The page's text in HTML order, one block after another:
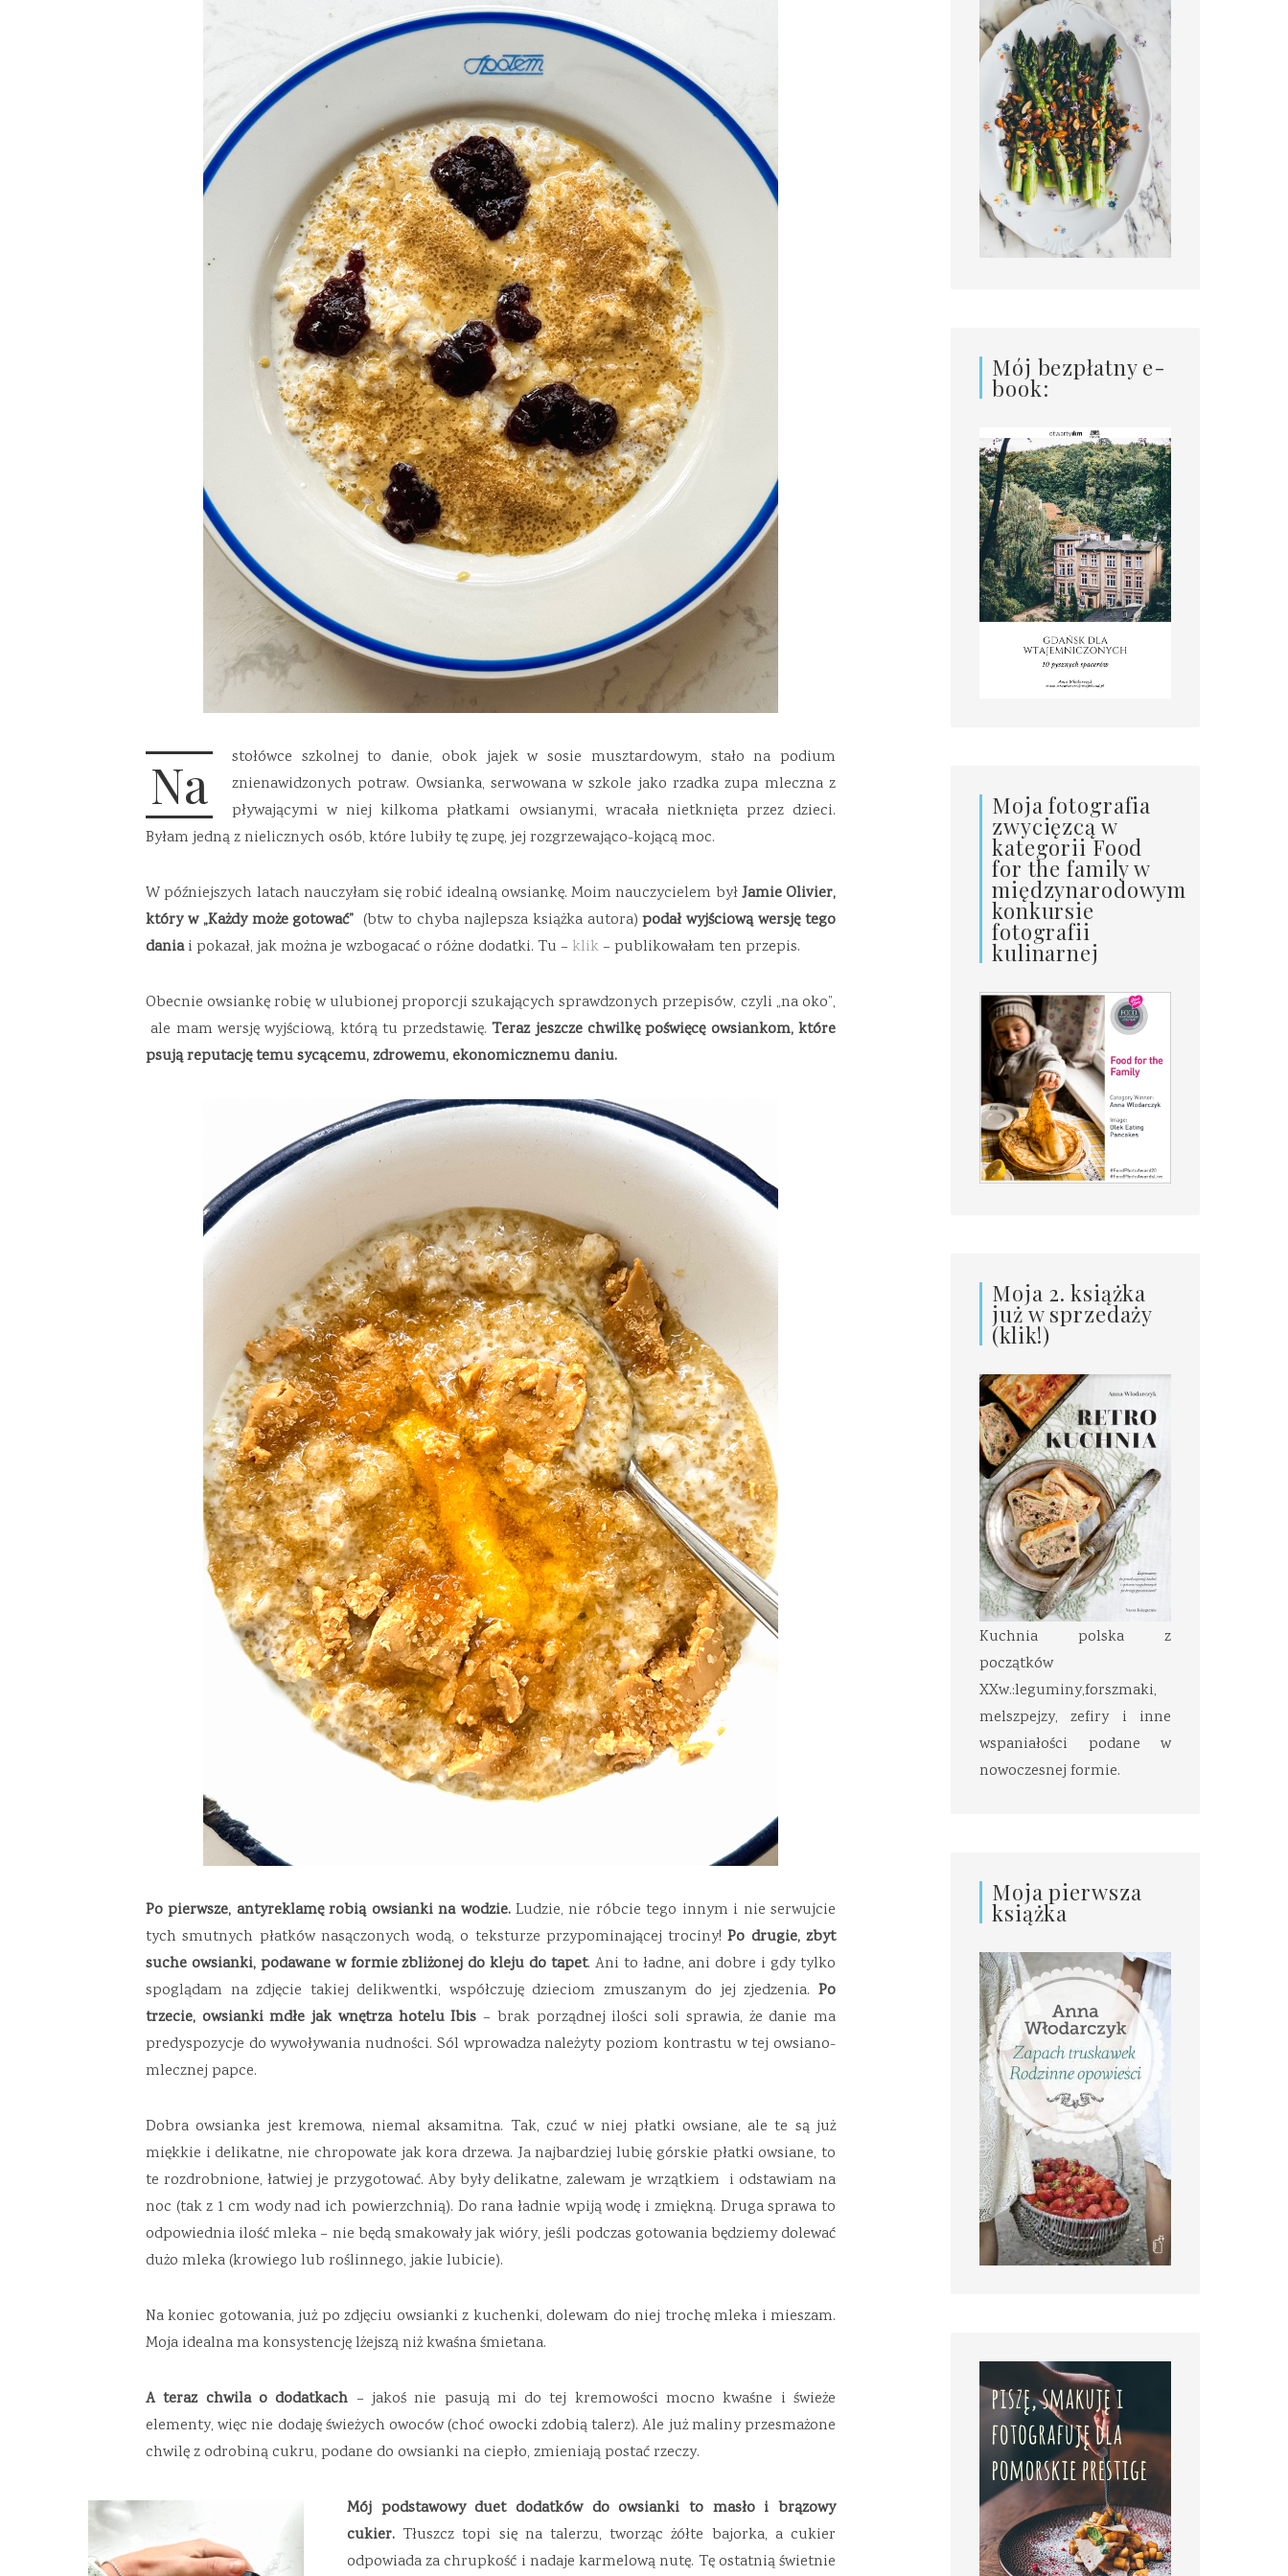
Na
stołówce szkolnej to danie, obok jajek w sosie musztardowym, stało na podium
znienawidzonych potraw. Owsianka, serwowana w szkole jako rzadka zupa mleczna z
pływającymi w niej kilkoma płatkami owsianymi, wracała nietknięta przez dzieci.
Byłam jedną z nielicznych osób, które lubiły tę zupę, jej rozgrzewająco-kojącą moc.
W późniejszych latach nauczyłam się robić idealną owsiankę. Moim nauczycielem byłJamie Olivier,
który w „Każdy może gotować”(btw to chyba najlepsza książka autora)podał wyjściową wersję tego
daniai pokazał, jak można je wzbogacać o różne dodatki. Tu – klik– publikowałam ten przepis.
Obecnie owsiankę robię w ulubionej proporcji szukających sprawdzonych przepisów, czyli „na oko”,
ale mam wersję wyjściową, którą tu przedstawię.Teraz jeszcze chwilkę poświęcę owsiankom, które
psują reputację temu sycącemu, zdrowemu, ekonomicznemu daniu.
Po pierwsze, antyreklamę robią owsianki na wodzie.Ludzie, nie róbcie tego innym i nie serwujcie
tych smutnych płatków nasączonych wodą, o teksturze przypominającej trociny!Po drugie, zbyt
suche owsianki, podawane w formie zbliżonej do kleju do tapet. Ani to ładne, ani dobre i gdy tylko
spoglądam na zdjęcie takiej delikwentki, współczuję dzieciom zmuszanym do jej zjedzenia. Po
trzecie, owsianki mdłe jak wnętrza hotelu Ibis – brak porządnej ilości soli sprawia, że danie ma
predyspozycje do wywoływania nudności. Sól wprowadza należyty poziom kontrastu w tej owsiano-
mlecznej papce.
Dobra owsianka jest kremowa, niemal aksamitna. Tak, czuć w niej płatki owsiane, ale te są już
miękkie i delikatne, nie chropowate jak kora drzewa. Ja najbardziej lubię górskie płatki owsiane, to
te rozdrobnione, łatwiej je przygotować. Aby były delikatne, zalewam je wrzątkiem i odstawiam na
noc (tak z 1 cm wody nad ich powierzchnią). Do rana ładnie wpiją wodę i zmiękną. Druga sprawa to
odpowiednia ilość mleka – nie będą smakowały jak wióry, jeśli podczas gotowania będziemy dolewać
dużo mleka (krowiego lub roślinnego, jakie lubicie).
Na koniec gotowania, już po zdjęciu owsianki z kuchenki, dolewam do niej trochę mleka i mieszam.
Moja idealna ma konsystencję lżejszą niż kwaśna śmietana.
A teraz chwila o dodatkach – jakoś nie pasują mi do tej kremowości mocno kwaśne i świeże
elementy, więc nie dodaję świeżych owoców (choć owocki zdobią talerz). Ale już maliny przesmażone
chwilę z odrobiną cukru, podane do owsianki na ciepło, zmieniają postać rzeczy.
Mój podstawowy duet dodatków do owsianki to masło i brązowy
cukier. Tłuszcz topi się na talerzu, tworząc żółte bajorka, a cukier
odpowiada za chrupkość i nadaje karmelową nutę. Tę ostatnią świetnie
Mój bezpłatny e-
book:
Moja fotografia
zwycięzcą w
kategorii Food
for the family w
międzynarodowym
konkursie
fotografii
kulinarnej
Moja 2. książka
już w sprzedaży
(klik!)
Kuchnia polska z
początków
XXw.:leguminy,forszmaki,
melszpejzy, zefiry i inne
wspaniałości podane w
nowoczesnej formie.
Moja pierwsza
książka